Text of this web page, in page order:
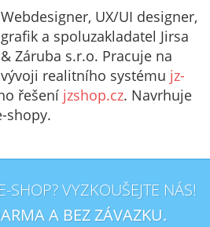
Webdesigner, UX/UI designer,
grafik a spoluzakladatel Jirsa
& Záruba s.r.o. Pracuje na
vývoji realitního systému jz-
řešení jzshop.cz. Navrhuje
shopy.
SHOP? VYZKOUŠEJTE NÁS!
A BEZ ZÁVAZKU.